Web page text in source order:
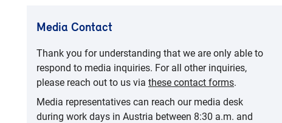
Media Contact
Thank you for understanding that we are only able to
respond to media inquiries. For all other inquiries,
please reach out to us via these contact forms.
Media representatives can reach our media desk
during work days in Austria between 8:30 a.m. and